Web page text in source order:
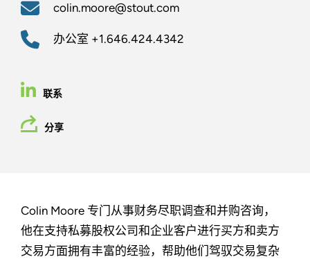
colin.moore@stout.com
办公室 +1.646.424.4342
联系
分享
Colin Moore 专门从事财务尽职调查和并购咨询，
他在支持私募股权公司和企业客户进行买方和卖方
交易方面拥有丰富的经验，帮助他们驾驭交易复杂